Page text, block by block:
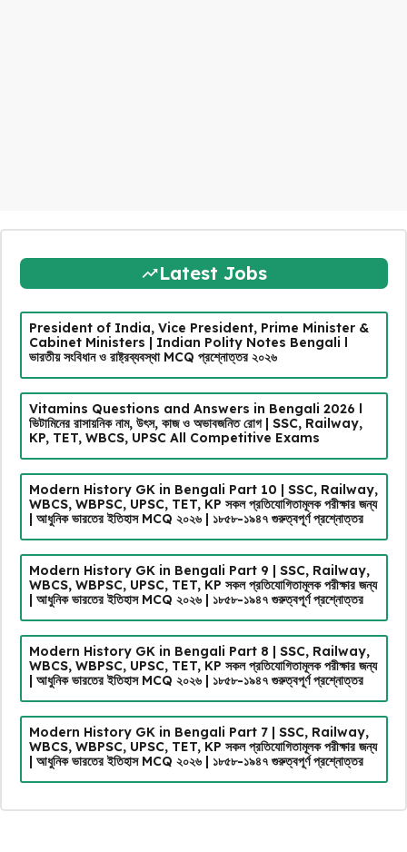
Latest Jobs
President of India, Vice President, Prime Minister &
Cabinet Ministers | Indian Polity Notes Bengali l
ভারতীয় সংবিধান ও রাষ্ট্রব্যবস্থা MCQ প্রশ্নোত্তর ২০২৬
Vitamins Questions and Answers in Bengali 2026 l
ভিটামিনের রাসায়নিক নাম, উৎস, কাজ ও অভাবজনিত রোগ | SSC, Railway,
KP, TET, WBCS, UPSC All Competitive Exams
Modern History GK in Bengali Part 10 | SSC, Railway,
WBCS, WBPSC, UPSC, TET, KP সকল প্রতিযোগিতামূলক পরীক্ষার জন্য
| আধুনিক ভারতের ইতিহাস MCQ ২০২৬ | ১৮৫৮-১৯৪৭ গুরুত্বপূর্ণ প্রশ্নোত্তর
Modern History GK in Bengali Part 9 | SSC, Railway,
WBCS, WBPSC, UPSC, TET, KP সকল প্রতিযোগিতামূলক পরীক্ষার জন্য
| আধুনিক ভারতের ইতিহাস MCQ ২০২৬ | ১৮৫৮-১৯৪৭ গুরুত্বপূর্ণ প্রশ্নোত্তর
Modern History GK in Bengali Part 8 | SSC, Railway,
WBCS, WBPSC, UPSC, TET, KP সকল প্রতিযোগিতামূলক পরীক্ষার জন্য
| আধুনিক ভারতের ইতিহাস MCQ ২০২৬ | ১৮৫৮-১৯৪৭ গুরুত্বপূর্ণ প্রশ্নোত্তর
Modern History GK in Bengali Part 7 | SSC, Railway,
WBCS, WBPSC, UPSC, TET, KP সকল প্রতিযোগিতামূলক পরীক্ষার জন্য
| আধুনিক ভারতের ইতিহাস MCQ ২০২৬ | ১৮৫৮-১৯৪৭ গুরুত্বপূর্ণ প্রশ্নোত্তর